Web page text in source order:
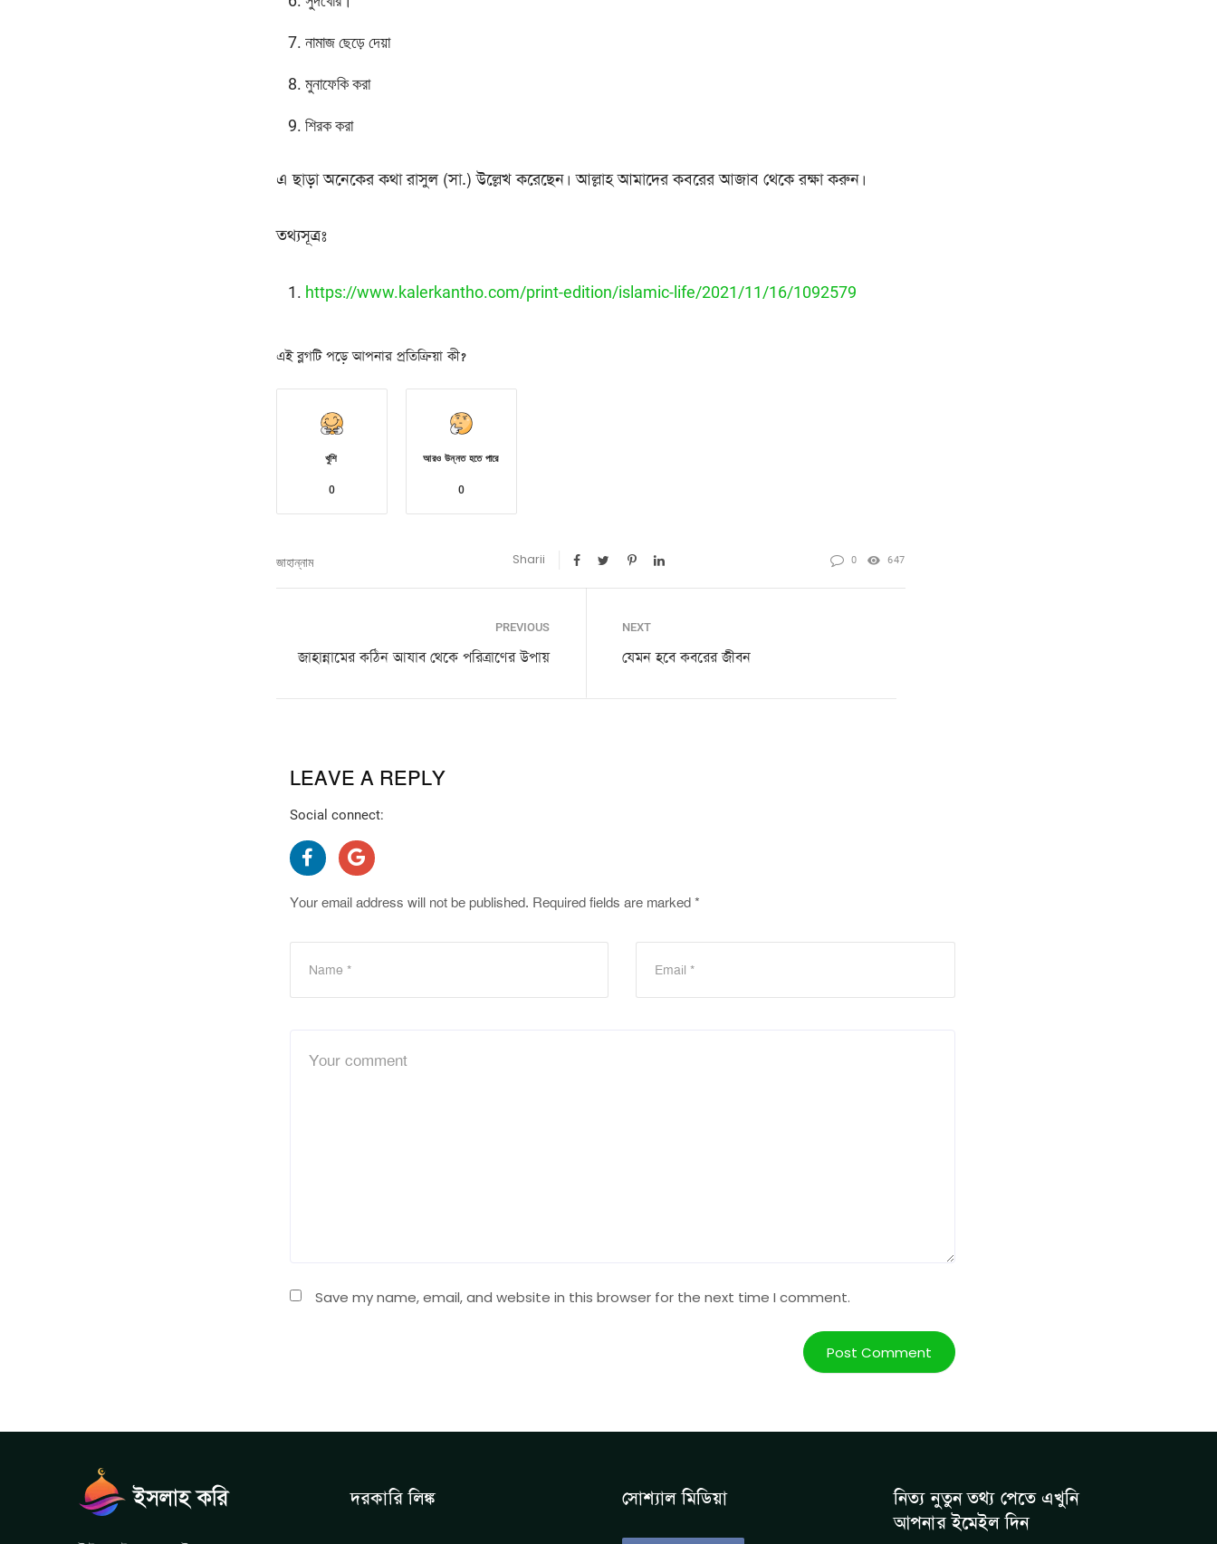
নামাজ ছেড়ে দেয়া
মুনাফেকি করা
শিরক করা
এ ছাড়া অনেকের কথা রাসুল (সা.) উল্লেখ করেছেন। আল্লাহ আমাদের কবরের আজাব থেকে রক্ষা করুন।
তথ্যসূত্রঃ
https://www.kalerkantho.com/print-edition/islamic-life/2021/11/16/1092579
এই ব্লগটি পড়ে আপনার প্রতিক্রিয়া কী?
খুশি
0
আরও উন্নত হতে পারে
0
জাহান্নাম 0 647
Sharii
PREVIOUS
জাহান্নামের কঠিন আযাব থেকে পরিত্রাণের উপায়
NEXT
যেমন হবে কবরের জীবন
LEAVE A REPLY
Social connect:
Your email address will not be published. Required fields are marked *
Save my name, email, and website in this browser for the next time I comment.
দরকারি লিঙ্ক সোশ্যাল মিডিয়া
নিত্য নুতুন তথ্য পেতে এখুনি
আপনার ইমেইল দিন